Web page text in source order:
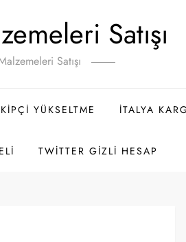
Satışı
Satışı
YÜKSELTME İTALYA
TWITTER GIZLI HESAP